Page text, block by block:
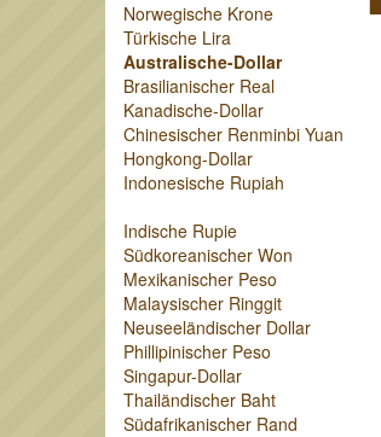
Norwegische Krone
Türkische Lira
Australische-Dollar
Brasilianischer Real
Kanadische-Dollar
Chinesischer Renminbi Yuan
Hongkong-Dollar
Indonesische Rupiah
Indische Rupie
Südkoreanischer Won
Mexikanischer Peso
Malaysischer Ringgit
Neuseeländischer Dollar
Phillipinischer Peso
Singapur-Dollar
Thailändischer Baht
Südafrikanischer Rand